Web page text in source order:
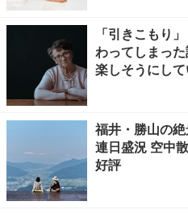
「引きこもり
わってしまっ
楽しそうにし
福井・勝山の
連日盛況 空中
好評